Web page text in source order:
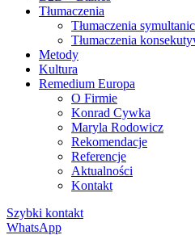
Tłumaczenia
Tłumaczenia
Tłumaczenia
Metody
Kultura
Remedium Europa
O Firmie
Konrad Cywka
Maryla Rodowicz
Rekomendacje
Referencje
Aktualności
Kontakt
Szybki kontakt
WhatsApp